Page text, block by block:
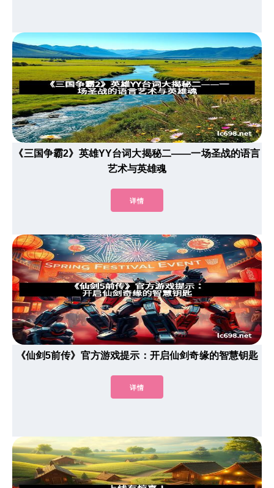
《三国争霸2》英雄YY台词大揭秘二——一场圣战的语言
艺术与英雄魂
详情
《仙剑5前传》官方游戏提示：开启仙剑奇缘的智慧钥匙
详情